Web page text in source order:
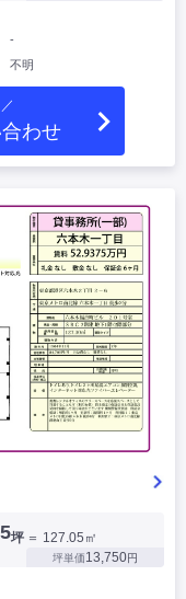
-
不明
わせ
坪 ＝ 127.05㎡
坪単価13,750円